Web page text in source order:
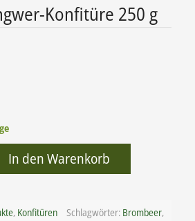
Konfitüre 250 g
In den Warenkorb
, Konfitüren Schlagwörter: Brombeer,